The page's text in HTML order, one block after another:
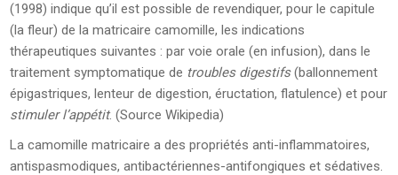
(1998) indique qu’il est possible de revendiquer, pour le capitule
(la fleur) de la matricaire camomille, les indications
thérapeutiques suivantes : par voie orale (en infusion), dans le
traitement symptomatique de troubles digestifs(ballonnement
épigastriques, lenteur de digestion, éructation, flatulence) et pour
stimuler l’appétit. (Source Wikipedia)
La camomille matricaire a des propriétés anti-inflammatoires,
antispasmodiques, antibactériennes-antifongiques et sédatives.